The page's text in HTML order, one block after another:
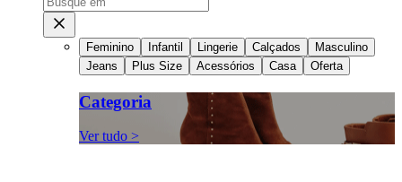
Feminino Infantil Lingerie Calçados
Masculino
Jeans
Plus Size Acessórios Casa Oferta
Categoria
Ver tudo >